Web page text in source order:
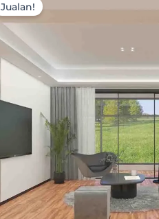
Jualan!